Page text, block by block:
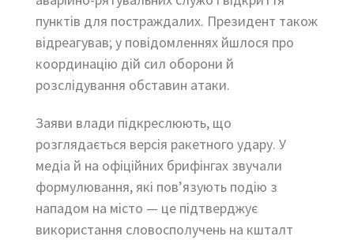
пунктів для постраждалих. Президент також
відреагував; у повідомленнях йшлося про
координацію дій сил оборони й
розслідування обставин атаки.
Заяви влади підкреслюють, що
розглядається версія ракетного удару. У
медіа й на офіційних брифінгах звучали
формулювання, які пов’язують подію з
нападом на місто — це підтверджує
використання словосполучень на кшталт